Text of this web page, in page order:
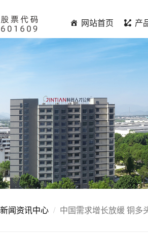
网站首页 产
新闻资讯中心 中国需求增长放缓 铜多